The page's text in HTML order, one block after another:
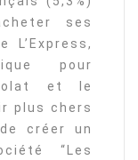
ses
pour
et le
plus chers
créer un
“Les